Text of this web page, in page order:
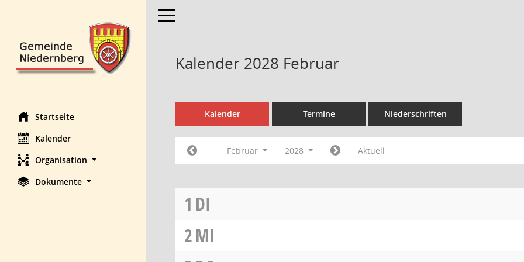
Startseite
Kalender
Organisation
Dokumente
Toggle navigation
Kalender 2028 Februar
Kalender Termine Niederschriften
Februar 2028 Aktuell
1 DI
2MI